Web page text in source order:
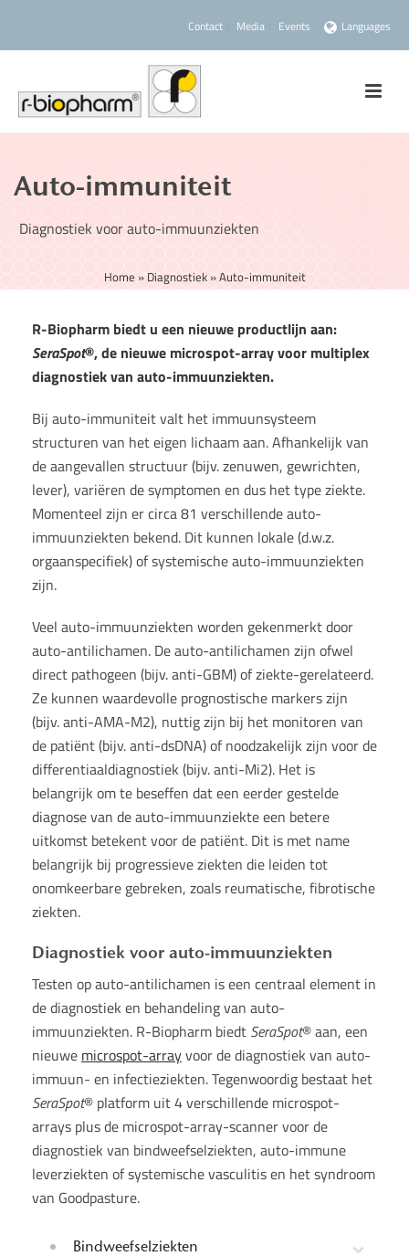
Contact Media Events Languages
Auto-immuniteit
Diagnostiek voor auto-immuunziekten
Home » Diagnostiek»Auto-immuniteit
R-Biopharm biedt u een nieuwe productlijn aan:
SeraSpot®, de nieuwe microspot-array voor multiplex
diagnostiek van auto-immuunziekten.
Bij auto-immuniteit valt het immuunsysteem
structuren van het eigen lichaam aan. Afhankelijk van
de aangevallen structuur (bijv. zenuwen, gewrichten,
lever), variëren de symptomen en dus het type ziekte.
Momenteel zijn er circa 81 verschillende auto-
immuunziekten bekend. Dit kunnen lokale (d.w.z.
orgaanspecifiek) of systemische auto-immuunziekten
zijn.
Veel auto-immuunziekten worden gekenmerkt door
auto-antilichamen. De auto-antilichamen zijn ofwel
direct pathogeen (bijv. anti-GBM) of ziekte-gerelateerd.
Ze kunnen waardevolle prognostische markers zijn
(bijv. anti-AMA-M2), nuttig zijn bij het monitoren van
de patiënt (bijv. anti-dsDNA) of noodzakelijk zijn voor de
differentiaaldiagnostiek (bijv. anti-Mi2). Het is
belangrijk om te beseffen dat een eerder gestelde
diagnose van de auto-immuunziekte een betere
uitkomst betekent voor de patiënt. Dit is met name
belangrijk bij progressieve ziekten die leiden tot
onomkeerbare gebreken, zoals reumatische, fibrotische
ziekten.
Diagnostiek voor auto-immuunziekten
Testen op auto-antilichamen is een centraal element in
de diagnostiek en behandeling van auto-
immuunziekten. R-Biopharm biedt SeraSpot® aan, een
nieuwe microspot-arrayvoor de diagnostiek van auto-
immuun- en infectieziekten. Tegenwoordig bestaat het
SeraSpot® platform uit 4 verschillende microspot-
arrays plus de microspot-array-scanner voor de
diagnostiek van bindweefselziekten, auto-immune
leverziekten of systemische vasculitis en het syndroom
van Goodpasture.
Bindweefselziekten